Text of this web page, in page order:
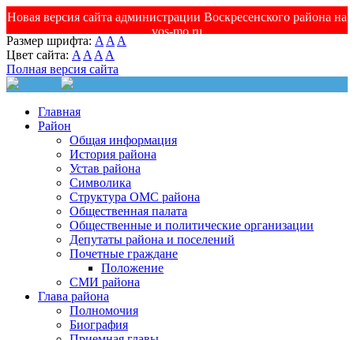
Новая версия сайта администрации Воскресенского района на
vos-mo.ru
Размер шрифта: A A A
Цвет сайта: A A A A
Полная версия сайта
Главная
Район
Общая информация
История района
Устав района
Символика
Структура ОМС района
Общественная палата
Общественные и политические организации
Депутаты района и поселений
Почетные граждане
Положение
СМИ района
Глава района
Полномочия
Биография